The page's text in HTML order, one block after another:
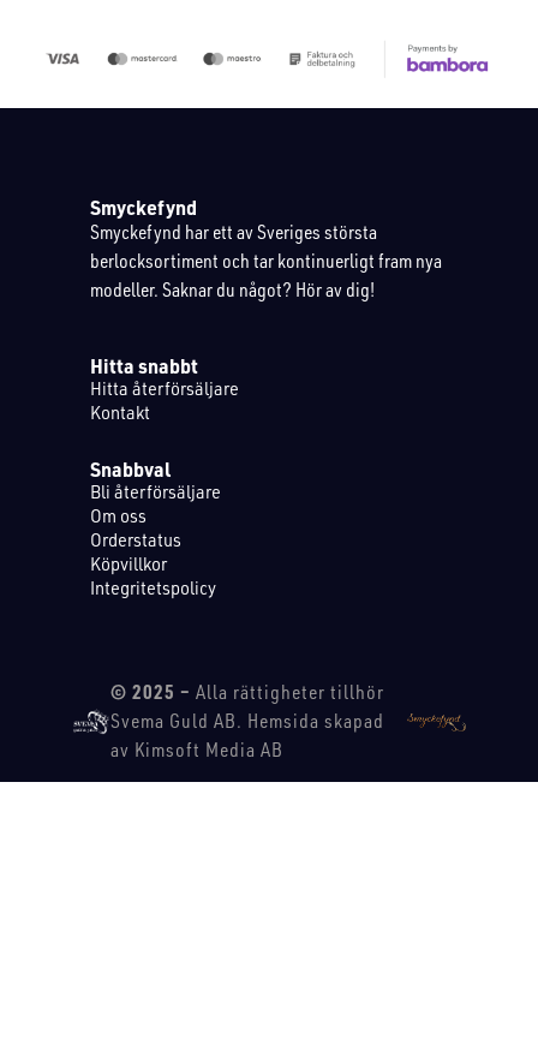
Smyckefynd
Smyckefynd har ett av Sveriges största
berlocksortiment och tar kontinuerligt fram nya
modeller. Saknar du något? Hör av dig!
Hitta snabbt
Hitta återförsäljare
Kontakt
Snabbval
Bli återförsäljare
Om oss
Orderstatus
Köpvillkor
Integritetspolicy
© 2025 – Alla rättigheter tillhör
Svema Guld AB. Hemsida skapad
av Kimsoft Media AB